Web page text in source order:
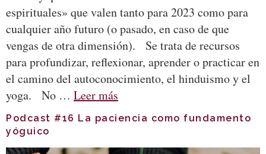
espirituales» que valen tanto para 2023 como para
cualquier año futuro (o pasado, en caso de que
vengas de otra dimensión). Se trata de recursos
para profundizar, reflexionar, aprender o practicar en
el camino del autoconocimiento, el hinduismo y el
yoga. No … Leer más
Podcast #16 La paciencia como fundamento
yóguico